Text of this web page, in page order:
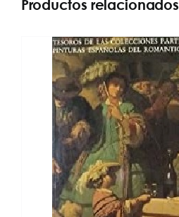
Productos relacionados